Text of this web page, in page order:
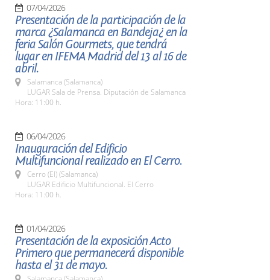
07/04/2026
Presentación de la participación de la
marca ¿Salamanca en Bandeja¿ en la
feria Salón Gourmets, que tendrá
lugar en IFEMA Madrid del 13 al 16 de
abril.
Salamanca (Salamanca)
LUGAR Sala de Prensa. Diputación de Salamanca
Hora: 11:00 h.
06/04/2026
Inauguración del Edificio
Multifuncional realizado en El Cerro.
Cerro (El) (Salamanca)
LUGAR Edificio Multifuncional. El Cerro
Hora: 11:00 h.
01/04/2026
Presentación de la exposición Acto
Primero que permanecerá disponible
hasta el 31 de mayo.